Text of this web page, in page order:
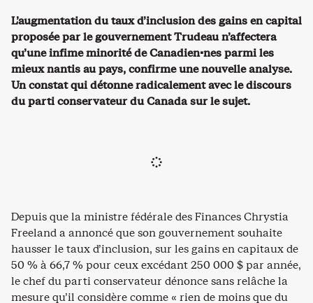
L’augmentation du taux d’inclusion des gains en capital
proposée par le gouvernement Trudeau n’affectera
qu’une infime minorité de Canadien·nes parmi les
mieux nantis au pays, confirme une nouvelle analyse.
Un constat qui détonne radicalement avec le discours
du parti conservateur du Canada sur le sujet.
Depuis que la ministre fédérale des Finances Chrystia
Freeland a annoncé que son gouvernement souhaite
hausser le taux d’inclusion, sur les gains en capitaux de
50 % à 66,7 % pour ceux excédant 250 000 $ par année,
le chef du parti conservateur dénonce sans relâche la
mesure qu’il considère comme « rien de moins que du